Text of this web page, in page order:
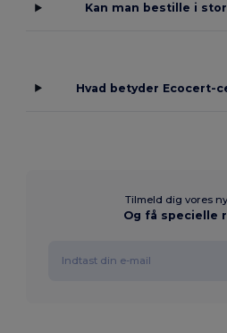
Kan man bestille i
Hvad betyder Ecocert-
Tilmeld dig vores
Og få specielle